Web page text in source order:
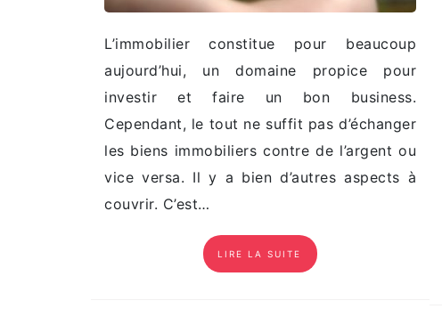
L’immobilier constitue pour beaucoup
aujourd’hui, un domaine propice pour
investir et faire un bon business.
Cependant, le tout ne suffit pas d’échanger
les biens immobiliers contre de l’argent ou
vice versa. Il y a bien d’autres aspects à
couvrir. C’est…
LIRE LA SUITE